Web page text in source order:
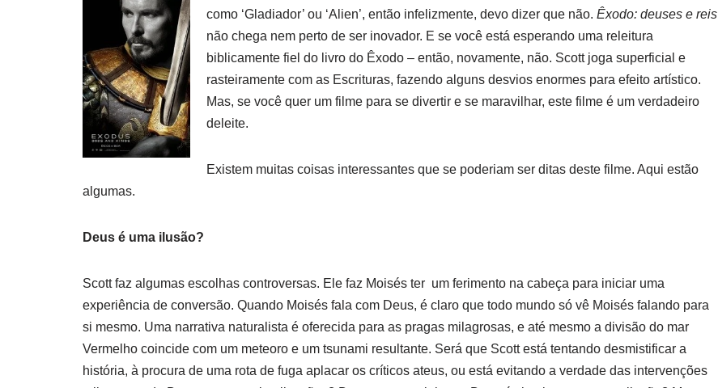
como ‘Gladiador’ ou ‘Alien’, então infelizmente, devo dizer que não. Êxodo: deuses e reis
não chega nem perto de ser inovador. E se você está esperando uma releitura
biblicamente fiel do livro do Êxodo – então, novamente, não. Scott joga superficial e
rasteiramente com as Escrituras, fazendo alguns desvios enormes para efeito artístico.
Mas, se você quer um filme para se divertir e se maravilhar, este filme é um verdadeiro
deleite.
Existem muitas coisas interessantes que se poderiam ser ditas deste filme. Aqui estão
algumas.
Deus é uma ilusão?
Scott faz algumas escolhas controversas. Ele faz Moisés ter um ferimento na cabeça para iniciar uma
experiência de conversão. Quando Moisés fala com Deus, é claro que todo mundo só vê Moisés falando para
si mesmo. Uma narrativa naturalista é oferecida para as pragas milagrosas, e até mesmo a divisão do mar
Vermelho coincide com um meteoro e um tsunami resultante. Será que Scott está tentando desmistificar a
história, à procura de uma rota de fuga aplacar os críticos ateus, ou está evitando a verdade das intervenções